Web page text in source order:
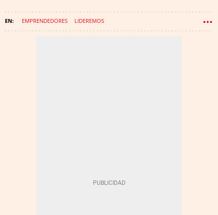
EMPRENDEDORES LIDEREMOS